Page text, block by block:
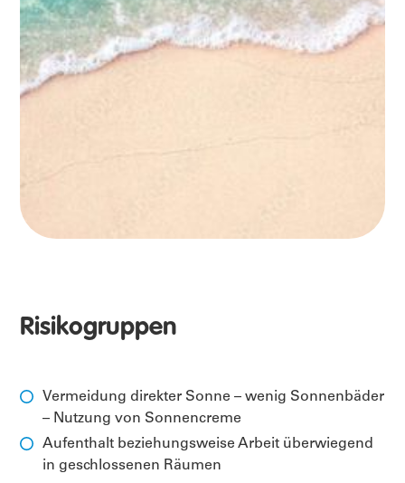
Risikogruppen
Vermeidung direkter Sonne – wenig Sonnenbäder
– Nutzung von Sonnencreme
Aufenthalt beziehungsweise Arbeit überwiegend
in geschlossenen Räumen